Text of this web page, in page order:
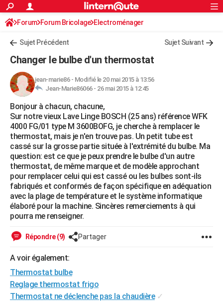
ACTUALITÉS
Politique
Société
Faits Divers
Education
Monde
Villes
+
FINANCE
Retraite
Impôts
Epargne
Immobilier
Risques naturels par ville
Banque
Assurance
Crédit
AUTO
Essais
Réserver un essai
Citadines
Berlines
SUV
Forum auto
+HIGH-TECH
Mobiles
Meilleur smartphone
Internet
Ordinateurs
Jeux vidéo
Guide high-tech
BRICOLAGE
Forum
Aménagement intérieur
Extérieur
Cuisine
Salle de bains
Jardinage
Rangement
WEEK-END
Guides de France
Week-end nature
LIFESTYLE
Art de vivre
Bien-être
Modes de vie
SANTE
Alimentation
Guide de la santé
Maladies
Médicaments
Sommeil
VOYAGE
Destinations
City break
Voyage nature
Voyage de noces
Forum
Climat
PHOTO
GUIDES D'ACHAT
BONS PLANS
CARTE DE VOEUX
S'inscrire
Connexion
Forum Forum Bricolage Electroménager
Sujet Précédent Sujet Suivant
Changer le bulbe d'un thermostat
jean-marie86- Modifié le 20 mai 2015 à 13:56
Jean-Marie86066 - 26 mai 2015 à 12:45
Bonjour à chacun, chacune,
Sur notre vieux Lave Linge BOSCH (25 ans) référence WFK
4000 FG/01 type M 3600BOFG, je cherche à remplacer le
thermostat, mais je n'en trouve pas. Un petit tube est
cassé sur la grosse partie située à l'extrémité du bulbe. Ma
question: est ce que je peux prendre le bulbe d'un autre
thermostat, de même marque et de modèle approchant
pour remplacer celui qui est cassé ou les bulbes sont-ils
fabriqués et conformés de façon spécifique en adéquation
avec la plage de température et le système informatique
élaboré pour la machine. Sincères remerciements à qui
pourra me renseigner.
Répondre (9) Partager
A voir également:
Thermostat bulbe
Reglage thermostat frigo
Thermostat ne déclenche pas la chaudière ✓